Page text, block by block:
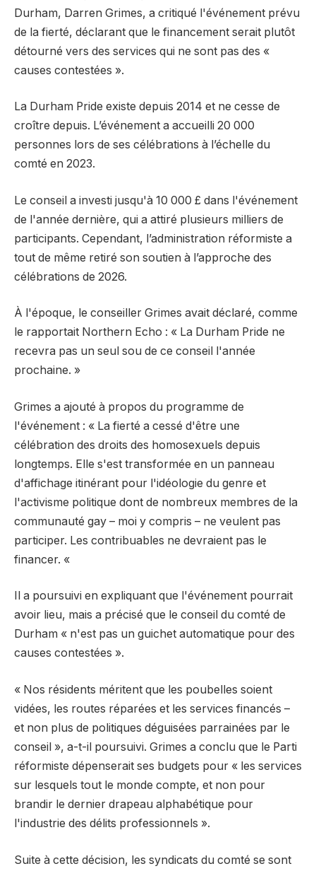
Durham, Darren Grimes, a critiqué l'événement prévu
de la fierté, déclarant que le financement serait plutôt
détourné vers des services qui ne sont pas des «
causes contestées ».
La Durham Pride existe depuis 2014 et ne cesse de
croître depuis. L’événement a accueilli 20 000
personnes lors de ses célébrations à l’échelle du
comté en 2023.
Le conseil a investi jusqu'à 10 000 £ dans l'événement
de l'année dernière, qui a attiré plusieurs milliers de
participants. Cependant, l’administration réformiste a
tout de même retiré son soutien à l’approche des
célébrations de 2026.
À l'époque, le conseiller Grimes avait déclaré, comme
le rapportait Northern Echo : « La Durham Pride ne
recevra pas un seul sou de ce conseil l'année
prochaine. »
Grimes a ajouté à propos du programme de
l'événement : « La fierté a cessé d'être une
célébration des droits des homosexuels depuis
longtemps. Elle s'est transformée en un panneau
d'affichage itinérant pour l'idéologie du genre et
l'activisme politique dont de nombreux membres de la
communauté gay – moi y compris – ne veulent pas
participer. Les contribuables ne devraient pas le
financer. «
Il a poursuivi en expliquant que l'événement pourrait
avoir lieu, mais a précisé que le conseil du comté de
Durham « n'est pas un guichet automatique pour des
causes contestées ».
« Nos résidents méritent que les poubelles soient
vidées, les routes réparées et les services financés –
et non plus de politiques déguisées parrainées par le
conseil », a-t-il poursuivi. Grimes a conclu que le Parti
réformiste dépenserait ses budgets pour « les services
sur lesquels tout le monde compte, et non pour
brandir le dernier drapeau alphabétique pour
l'industrie des délits professionnels ».
Suite à cette décision, les syndicats du comté se sont